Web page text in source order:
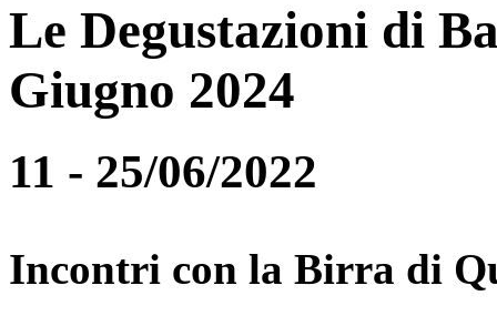
Le Degustazioni di
Giugno 2024
11 - 25/06/2022
Incontri con la Birra di